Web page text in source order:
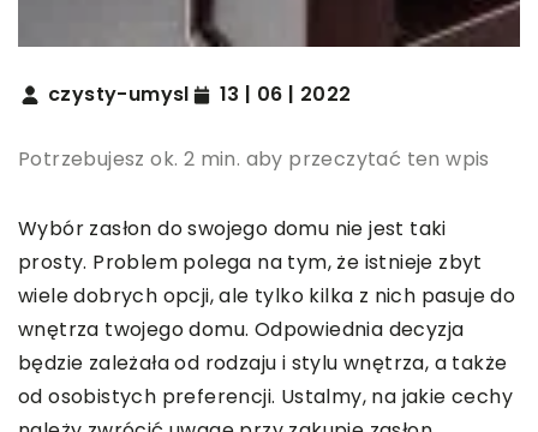
czysty-umysl 13 | 06 | 2022
Potrzebujesz ok. 2 min. aby przeczytać ten wpis
Wybór zasłon do swojego domu nie jest taki
prosty. Problem polega na tym, że istnieje zbyt
wiele dobrych opcji, ale tylko kilka z nich pasuje do
wnętrza twojego domu. Odpowiednia decyzja
będzie zależała od rodzaju i stylu wnętrza, a także
od osobistych preferencji. Ustalmy, na jakie cechy